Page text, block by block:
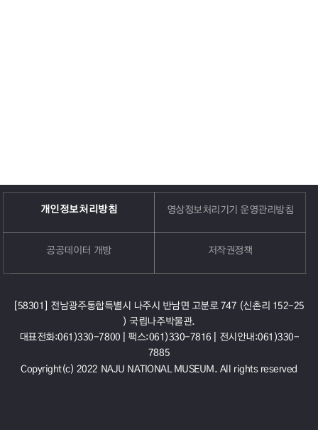
개인정보처리방침 영상정보처리기기 운영관리방침
공공데이터 개방 저작권정책
[58301] 전남광주통합특별시 나주시 반남면 고분로 747 (신촌리 152-25
) 국립나주박물관.
대표전화:061)330-7800 | 팩스:061)330-7816 | 전시안내:061)330-
7885
Copyright(c) 2022 NAJU NATIONAL MUSEUM. All rights reserved